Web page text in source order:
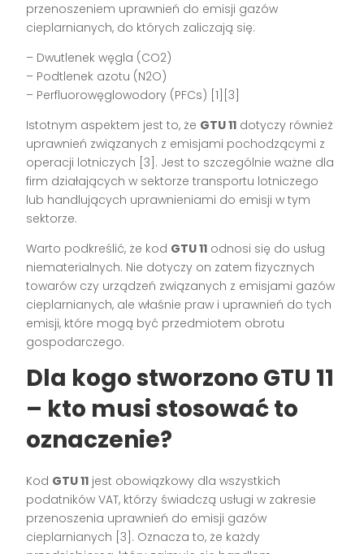
przenoszeniem uprawnień do emisji gazów
cieplarnianych, do których zaliczają się:
– Dwutlenek węgla (CO2)
– Podtlenek azotu (N2O)
– Perfluorowęglowodory (PFCs) [1][3]
Istotnym aspektem jest to, że GTU 11 dotyczy również
uprawnień związanych z emisjami pochodzącymi z
operacji lotniczych [3]. Jest to szczególnie ważne dla
firm działających w sektorze transportu lotniczego
lub handlujących uprawnieniami do emisji w tym
sektorze.
Warto podkreślić, że kod GTU 11 odnosi się do usług
niematerialnych. Nie dotyczy on zatem fizycznych
towarów czy urządzeń związanych z emisjami gazów
cieplarnianych, ale właśnie praw i uprawnień do tych
emisji, które mogą być przedmiotem obrotu
gospodarczego.
Dla kogo stworzono GTU 11
– kto musi stosować to
oznaczenie?
Kod GTU 11 jest obowiązkowy dla wszystkich
podatników VAT, którzy świadczą usługi w zakresie
przenoszenia uprawnień do emisji gazów
cieplarnianych [3]. Oznacza to, że każdy